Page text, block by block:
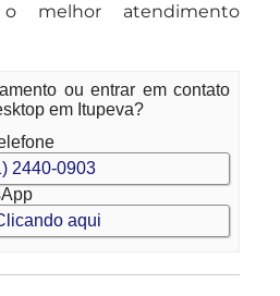
melhor atendimento
ou entrar em contato
em Itupeva?
2440-0903
aqui